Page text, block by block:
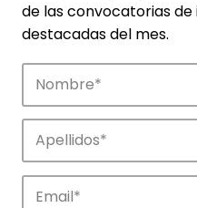
de las convocatorias
destacadas del mes.